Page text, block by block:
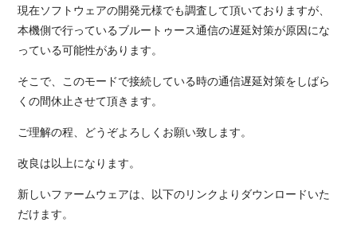
現在ソフトウェアの開発元様でも調査して頂いておりますが、
本機側で行っているブルートゥース通信の遅延対策が原因にな
っている可能性があります。
そこで、このモードで接続している時の通信遅延対策をしばら
くの間休止させて頂きます。
ご理解の程、どうぞよろしくお願い致します。
改良は以上になります。
新しいファームウェアは、以下のリンクよりダウンロードいた
だけます。